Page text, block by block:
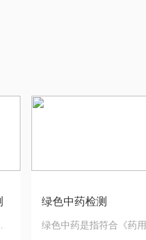
行残留检测
绿色中药检测